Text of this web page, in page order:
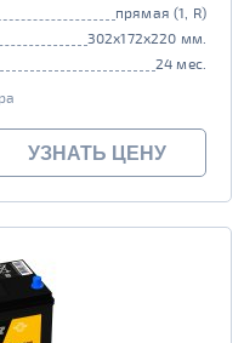
прямая (1, R)
302x172x220 мм.
24 мес.
УЗНАТЬ ЦЕНУ